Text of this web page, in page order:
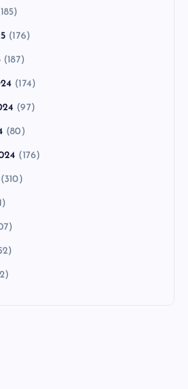
(176)
(187)
(174)
(97)
(80)
(176)
(310)